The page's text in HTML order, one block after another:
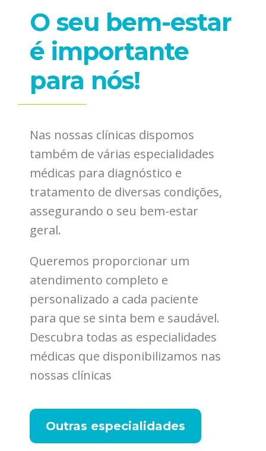
O seu bem-estar
é importante
para nós!
Nas nossas clínicas dispomos
também de várias especialidades
médicas para diagnóstico e
tratamento de diversas condições,
assegurando o seu bem-estar
geral.
Queremos proporcionar um
atendimento completo e
personalizado a cada paciente
para que se sinta bem e saudável.
Descubra todas as especialidades
médicas que disponibilizamos nas
nossas clínicas
Outras especialidades